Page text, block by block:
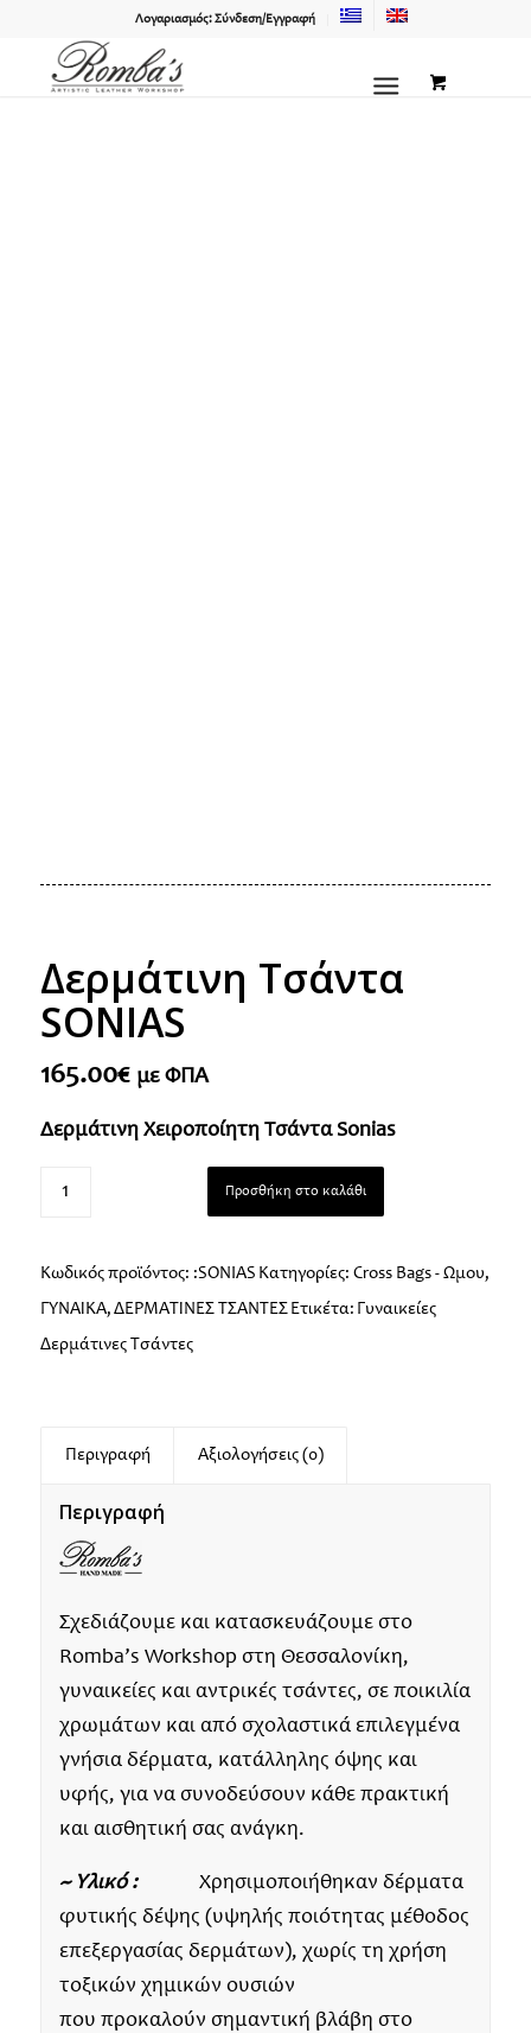
Λογαριασμός: Σύνδεση/Εγγραφή
Δερμάτινη Τσάντα
SONIAS
165.00€ με ΦΠΑ
Δερμάτινη Χειροποίητη Τσάντα Sonias
Προσθήκη στο καλάθι
Κωδικός προϊόντος: :SONIAS Κατηγορίες: Cross Bags - Ώμου,
ΓΥΝΑΙΚΑ, ΔΕΡΜΑΤΙΝΕΣ ΤΣΑΝΤΕΣ Ετικέτα: Γυναικείες
Δερμάτινες Τσάντες
Περιγραφή Αξιολογήσεις (0)
Περιγραφή
Σχεδιάζουμε και κατασκευάζουμε στο
Romba’s Workshop στη Θεσσαλονίκη,
γυναικείες και αντρικές τσάντες, σε ποικιλία
χρωμάτων και από σχολαστικά επιλεγμένα
γνήσια δέρματα, κατάλληλης όψης και
υφής, για να συνοδεύσουν κάθε πρακτική
και αισθητική σας ανάγκη.
~ Υλικό :
Χρησιμοποιήθηκαν δέρματα
φυτικής δέψης (υψηλής ποιότητας μέθοδος
επεξεργασίας δερμάτων), χωρίς τη χρήση
τοξικών χημικών ουσιών
που προκαλούν σημαντική βλάβη στο